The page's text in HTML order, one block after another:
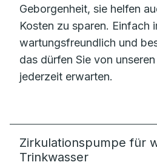
Geborgenheit, sie helfen
Kosten zu sparen. Einfach
wartungsfreundlich und
das dürfen Sie von
jederzeit erwarten.
Zirkulationspumpe für
Trinkwasser